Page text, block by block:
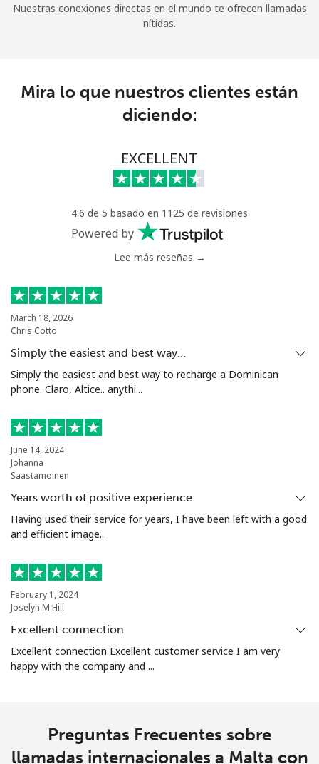
Nuestras conexiones directas en el mundo te ofrecen llamadas
nítidas.
Mira lo que nuestros clientes están
diciendo:
EXCELLENT
4.6 de 5 basado en 1125 de revisiones
Powered by
Lee más reseñas →
March 18, 2026
Chris Cotto
Simply the easiest and best way…
Simply the easiest and best way to recharge a Dominican
phone. Claro, Altice.. anythi...
June 14, 2024
Johanna
Saastamoinen
Years worth of positive experience
Having used their service for years, I have been left with a good
and efficient image...
February 1, 2024
Joselyn M Hill
Excellent connection
Excellent connection Excellent customer service I am very
happy with the company and ...
Preguntas Frecuentes sobre
llamadas internacionales a Malta con